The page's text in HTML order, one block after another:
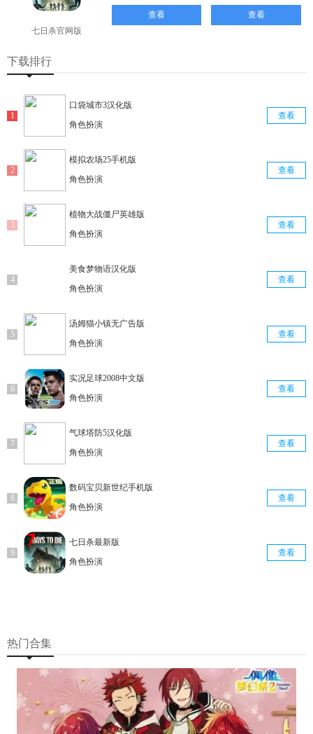
七日杀官网版
查看 查看
下载排行
口袋城市3汉化版
角色扮演
查看
模拟农场25手机版
角色扮演
查看
植物大战僵尸英雄版
角色扮演
查看
美食梦物语汉化版
角色扮演
查看
汤姆猫小镇无广告版
角色扮演
查看
实况足球2008中文版
角色扮演
查看
气球塔防5汉化版
角色扮演
查看
数码宝贝新世纪手机版
角色扮演
查看
七日杀最新版
角色扮演
查看
热门合集